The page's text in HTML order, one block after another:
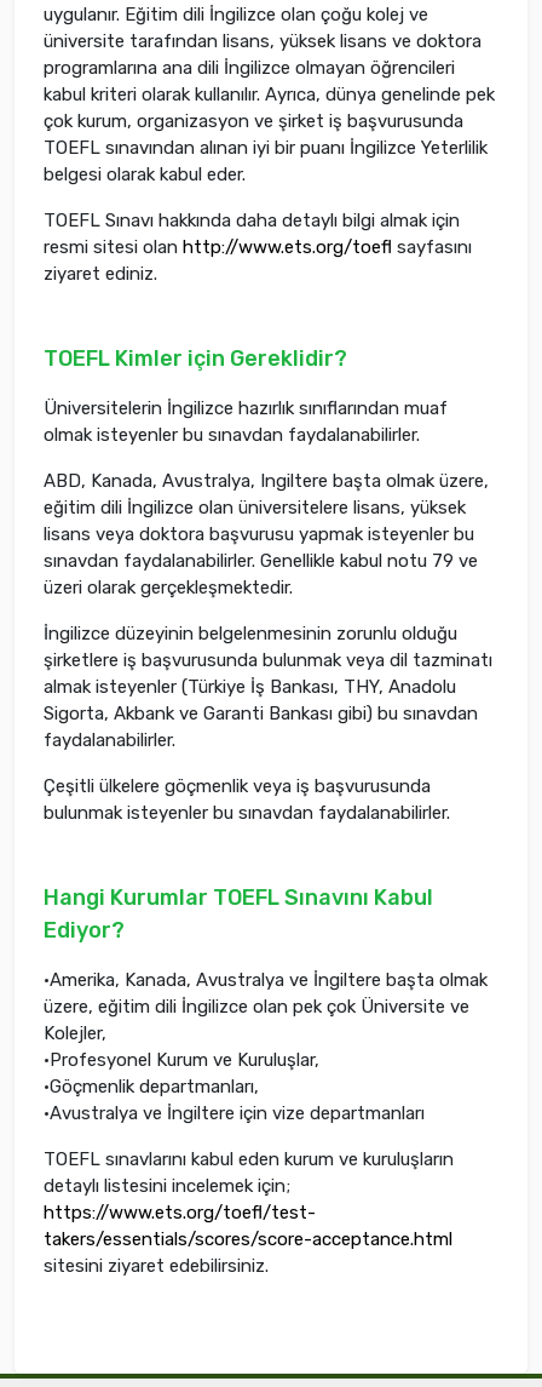
uygulanır. Eğitim dili İngilizce olan çoğu kolej ve
üniversite tarafından lisans, yüksek lisans ve doktora
programlarına ana dili İngilizce olmayan öğrencileri
kabul kriteri olarak kullanılır. Ayrıca, dünya genelinde pek
çok kurum, organizasyon ve şirket iş başvurusunda
TOEFL sınavından alınan iyi bir puanı İngilizce Yeterlilik
belgesi olarak kabul eder.
TOEFL Sınavı hakkında daha detaylı bilgi almak için
resmi sitesi olan http://www.ets.org/toefl sayfasını
ziyaret ediniz.
TOEFL Kimler için Gereklidir?
Üniversitelerin İngilizce hazırlık sınıflarından muaf
olmak isteyenler bu sınavdan faydalanabilirler.
ABD, Kanada, Avustralya, Ingiltere başta olmak üzere,
eğitim dili İngilizce olan üniversitelere lisans, yüksek
lisans veya doktora başvurusu yapmak isteyenler bu
sınavdan faydalanabilirler. Genellikle kabul notu 79 ve
üzeri olarak gerçekleşmektedir.
İngilizce düzeyinin belgelenmesinin zorunlu olduğu
şirketlere iş başvurusunda bulunmak veya dil tazminatı
almak isteyenler (Türkiye İş Bankası, THY, Anadolu
Sigorta, Akbank ve Garanti Bankası gibi) bu sınavdan
faydalanabilirler.
Çeşitli ülkelere göçmenlik veya iş başvurusunda
bulunmak isteyenler bu sınavdan faydalanabilirler.
Hangi Kurumlar TOEFL Sınavını Kabul
Ediyor?
•Amerika, Kanada, Avustralya ve İngiltere başta olmak
üzere, eğitim dili İngilizce olan pek çok Üniversite ve
Kolejler,
•Profesyonel Kurum ve Kuruluşlar,
•Göçmenlik departmanları,
•Avustralya ve İngiltere için vize departmanları
TOEFL sınavlarını kabul eden kurum ve kuruluşların
detaylı listesini incelemek için;
https://www.ets.org/toefl/test-
takers/essentials/scores/score-acceptance.html
sitesini ziyaret edebilirsiniz.